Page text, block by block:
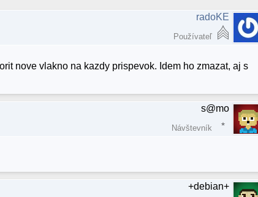
radoKE
Používateľ
nove vlakno na kazdy prispevok. Idem ho zmazat, aj s
s@mo
Návštevník
+debian+